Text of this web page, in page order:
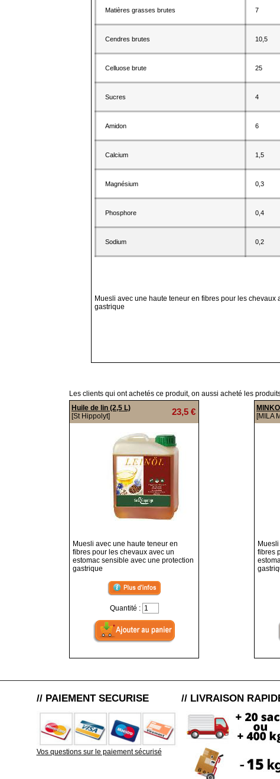
Matières grasses brutes 7
Cendres brutes 10,5
Celluose brute 25
Sucres 4
Amidon 6
Calcium 1,5
Magnésium 0,3
Phosphore 0,4
Sodium 0,2
Muesli avec une haute teneur en fibres pour les
gastrique
Les clients qui ont achetés ce produit, on aussi acheté les
Huile de lin (2,5 L)
[St Hippolyt]
23,5 €
Muesli avec une haute teneur en
fibres pour les chevaux avec un
estomac sensible avec une protection
gastrique
Quantité :
[MILA
fibres
// PAIEMENT SECURISE
Vos questions sur le paiement sécurisé
// LIVRAISON